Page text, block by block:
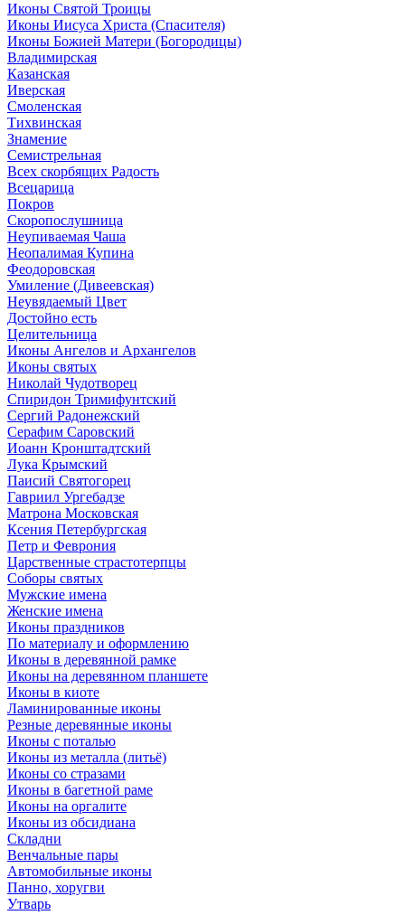
Иконы Святой Троицы
Иконы Иисуса Христа (Спасителя)
Иконы Божией Матери (Богородицы)
Владимирская
Казанская
Иверская
Смоленская
Тихвинская
Знамение
Семистрельная
Всех скорбящих Радость
Всецарица
Покров
Скоропослушница
Неупиваемая Чаша
Неопалимая Купина
Феодоровская
Умиление (Дивеевская)
Неувядаемый Цвет
Достойно есть
Целительница
Иконы Ангелов и Архангелов
Иконы святых
Николай Чудотворец
Спиридон Тримифунтский
Сергий Радонежский
Серафим Саровский
Иоанн Кронштадтский
Лука Крымский
Паисий Святогорец
Гавриил Ургебадзе
Матрона Московская
Ксения Петербургская
Петр и Феврония
Царственные страстотерпцы
Соборы святых
Мужские имена
Женские имена
Иконы праздников
По материалу и оформлению
Иконы в деревянной рамке
Иконы на деревянном планшете
Иконы в киоте
Ламинированные иконы
Резные деревянные иконы
Иконы с поталью
Иконы из металла (литьё)
Иконы со стразами
Иконы в багетной раме
Иконы на оргалите
Иконы из обсидиана
Складни
Венчальные пары
Автомобильные иконы
Панно, хоругви
Утварь